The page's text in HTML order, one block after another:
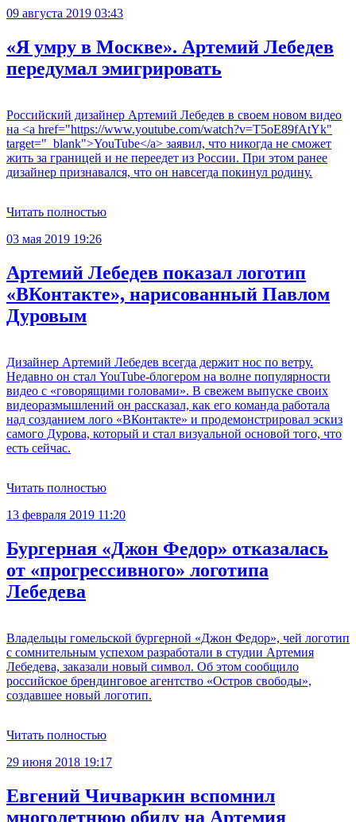
09 августа 2019 03:43
«Я умру в Москве». Артемий Лебедев
передумал эмигрировать
Российский дизайнер Артемий Лебедев в своем новом видео
на <a href="https://www.youtube.com/watch?v=T5oE89fAtYk"
target="_blank">YouTube</a> заявил, что никогда не сможет
жить за границей и не переедет из России. При этом ранее
дизайнер признавался, что он навсегда покинул родину.
Читать полностью
03 мая 2019 19:26
Артемий Лебедев показал логотип
«ВКонтакте», нарисованный Павлом
Дуровым
Дизайнер Артемий Лебедев всегда держит нос по ветру.
Недавно он стал YouTube-блогером на волне популярности
видео с «говорящими головами». В свежем выпуске своих
видеоразмышлений он рассказал, как его команда работала
над созданием лого «ВКонтакте» и продемонстрировал эскиз
самого Дурова, который и стал визуальной основой того, что
есть сейчас.
Читать полностью
13 февраля 2019 11:20
Бургерная «Джон Федор» отказалась
от «прогрессивного» логотипа
Лебедева
Владельцы гомельской бургерной «Джон Федор», чей логотип
с сомнительным успехом разработали в студии Артемия
Лебедева, заказали новый символ. Об этом сообщило
российское брендинговое агентство «Остров свободы»,
создавшее новый логотип.
Читать полностью
29 июня 2018 19:17
Евгений Чичваркин вспомнил
многолетнюю обиду на Артемия